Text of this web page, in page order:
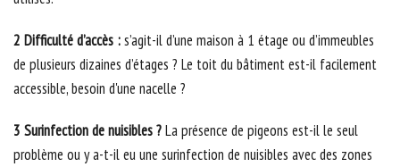
2 Difficulté d’accès :s’agit-il d’une maison à 1 étage ou d’immeubles
de plusieurs dizaines d’étages ? Le toit du bâtiment est-il facilement
accessible, besoin d'une nacelle ?
3 Surinfection de nuisibles ?La présence de pigeons est-il le seul
problème ou y a-t-il eu une surinfection de nuisibles avec des zones